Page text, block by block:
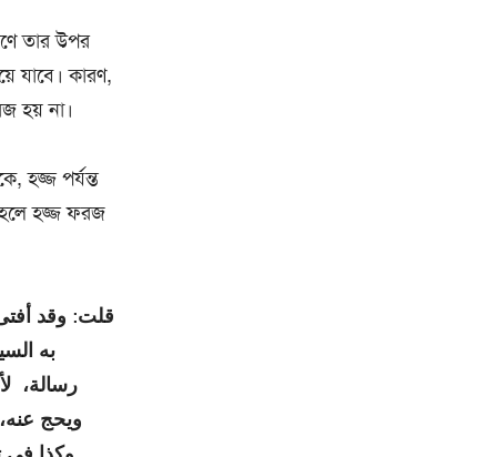
তার উপর
যাবে। কারণ,
হয় না।
হজ্জ পর্যন্ত
হজ্জ ফরজ
قلت: وقد
به
رسالة،
ويحج